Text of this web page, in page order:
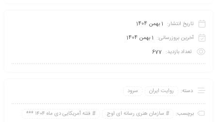
تاریخ انتشار: 1 بهمن 1404
آخرین بروزرسانی: 1 بهمن 1404
تعداد بازدید: 677
دسته: روایت ایران سرود
برچسب: سازمان هنری رسانه ای اوج فتنه آمریکایی دی ماه ۱۴۰۴ ***